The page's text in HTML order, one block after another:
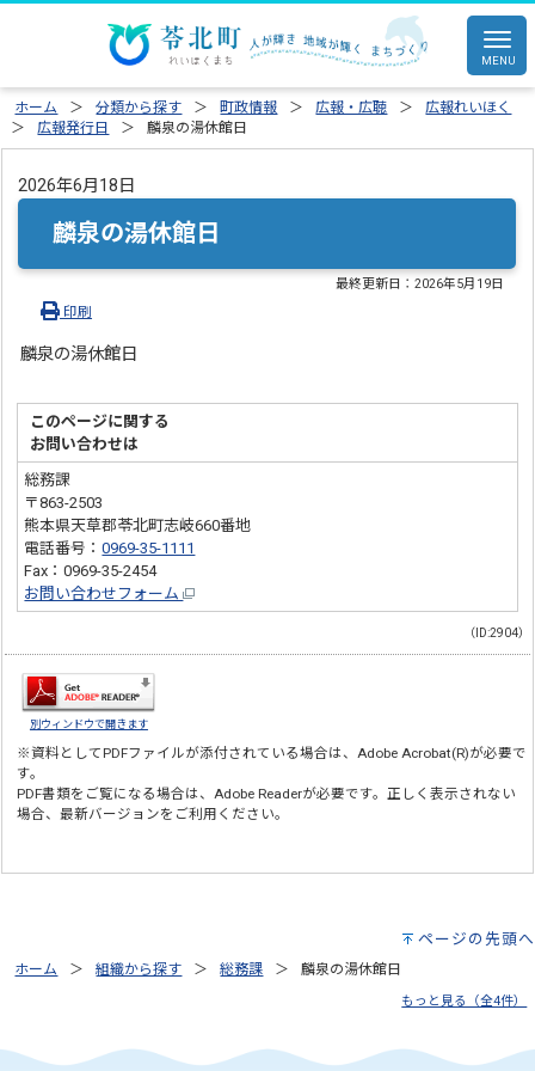
ホーム 分類から探す 町政情報 広報・広聴
広報れいほく
広報発行日
麟泉の湯休館日
2026年6月18日
麟泉の湯休館日
最終更新日：2026年5月19日
印刷
麟泉の湯休館日
このページに関する
お問い合わせは
総務課
〒863-2503
熊本県天草郡苓北町志岐660番地
電話番号：0969-35-1111
Fax：0969-35-2454
お問い合わせフォーム
（ID:2904）
別ウィンドウで開きます
※資料としてPDFファイルが添付されている場合は、Adobe Acrobat(R)が必要で
す。
PDF書類をご覧になる場合は、Adobe Readerが必要です。正しく表示されない
場合、最新バージョンをご利用ください。
ページの先頭へ
ホーム 組織から探す 総務課 麟泉の湯休館日
もっと見る（全4件）